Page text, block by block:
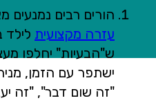
הורים רבים נמנעים
עזרה מקצועית לילד
ש"הבעיות" יחלפו
ישתפר עם הזמן,
"זה שום דבר", "זה